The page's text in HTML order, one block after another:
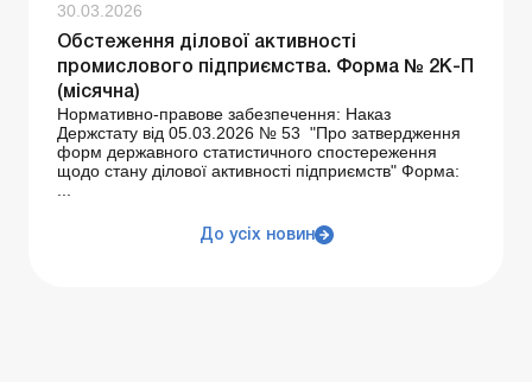
30.03.2026
Обстеження ділової активності
промислового підприємства. Форма № 2К-П
(місячна)
Нормативно-правове забезпечення: Наказ
Держстату від 05.03.2026 № 53 "Про затвердження
форм державного статистичного спостереження
щодо стану ділової активності підприємств" Форма:
...
До усіх новин